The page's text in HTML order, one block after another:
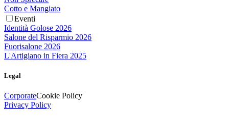
Cotto e Mangiato
Eventi
Identità Golose 2026
Salone del Risparmio 2026
Fuorisalone 2026
L'Artigiano in Fiera 2025
Legal
CorporateCookie Policy
Privacy Policy